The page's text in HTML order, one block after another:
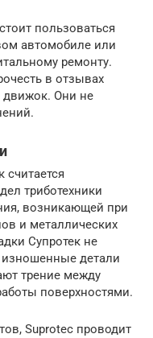
пользоваться
автомобиле или
ремонту.
в отзывах
движок. Они не
считается
триботехники
возникающей при
и металлических
Супротек не
детали
трение между
поверхностями.
Suprotec проводит